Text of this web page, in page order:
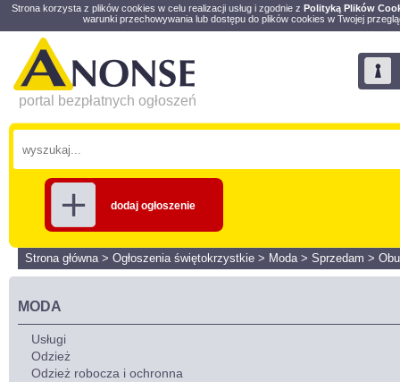
Strona korzysta z plików cookies w celu realizacji usług i zgodnie z Polityką Plików
warunki przechowywania lub dostępu do plików cookies w Twojej
portal bezpłatnych ogłoszeń
dodaj ogłoszenie
Strona główna> Ogłoszenia świętokrzystkie > Moda> Sprzedam >
MODA
Usługi
Odzież
Odzież robocza i ochronna